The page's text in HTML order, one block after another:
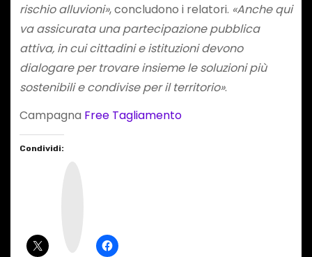
rischio alluvioni», concludono i relatori. «Anche qui
va assicurata una partecipazione pubblica
attiva, in cui cittadini e istituzioni devono
dialogare per trovare insieme le soluzioni più
sostenibili e condivise per il territorio».
Campagna Free Tagliamento
Condividi: